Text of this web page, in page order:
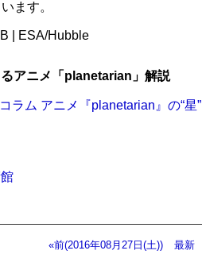
ます。
| ESA/Hubble
アニメ「planetarian」解説
ラム アニメ『planetarian』の“星”
«前(2016年08月27日(土)) 最新